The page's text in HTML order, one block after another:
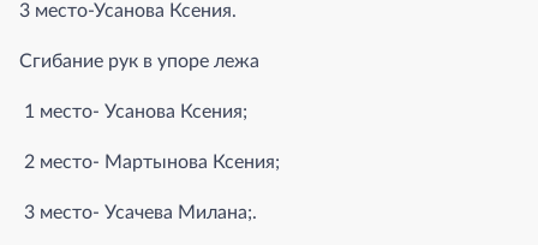
3 место-Усанова Ксения.
Сгибание рук в упоре лежа
1 место- Усанова Ксения;
2 место- Мартынова Ксения;
3 место- Усачева Милана;.